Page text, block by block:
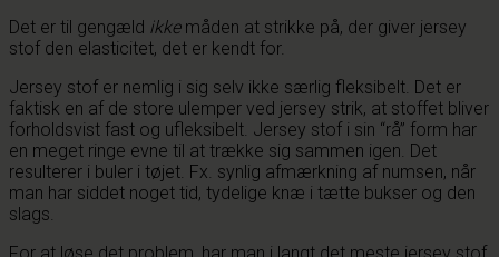
Det er til gengæld ikkemåden at strikke på, der giver jersey
stof den elasticitet, det er kendt for.
Jersey stof er nemlig i sig selv ikke særlig fleksibelt. Det er
faktisk en af de store ulemper ved jersey strik, at stoffet bliver
forholdsvist fast og ufleksibelt. Jersey stof i sin “rå” form har
en meget ringe evne til at trække sig sammen igen. Det
resulterer i buler i tøjet. Fx. synlig afmærkning af numsen, når
man har siddet noget tid, tydelige knæ i tætte bukser og den
slags.
For at løse det problem, har man i langt det meste jersey stof